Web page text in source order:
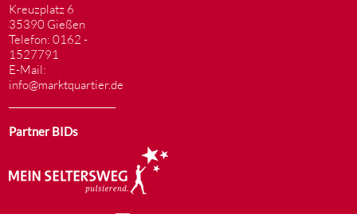
Kreuzplatz 6
35390 Gießen
Telefon: 0162 -
1527791
E-Mail:
info@marktquartier.de
Partner BIDs